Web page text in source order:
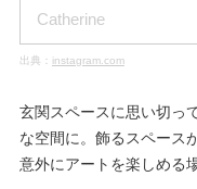
Catherine
出典： instagram.com
玄関スペースに思い切っ
な空間に。飾るスペース
意外にアートを楽しめる